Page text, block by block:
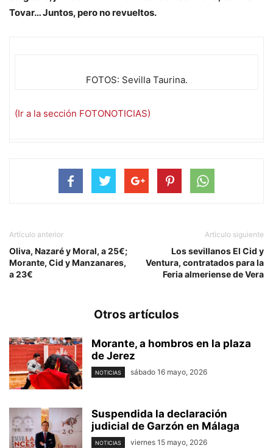
Tovar… Juntos, pero no revueltos.
FOTOS: Sevilla Taurina.
(Ir a la sección FOTONOTICIAS)
Artículo anterior
Oliva, Nazaré y Moral, a 25€;
Morante, Cid y Manzanares,
a 23€
Artículo siguiente
Los sevillanos El Cid y
Ventura, contratados para la
Feria almeriense de Vera
Otros artículos
Morante, a hombros en la plaza
de Jerez
NOTICIAS sábado 16 mayo, 2026
Suspendida la declaración
judicial de Garzón en Málaga
NOTICIAS viernes 15 mayo, 2026